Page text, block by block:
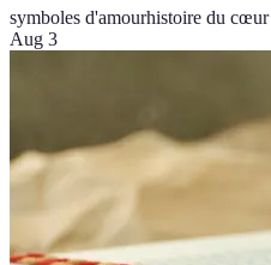
symboles d'amourhistoire du cœur
Aug 3